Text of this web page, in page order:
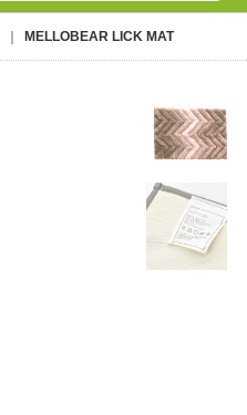
MELLOBEAR LICK MAT